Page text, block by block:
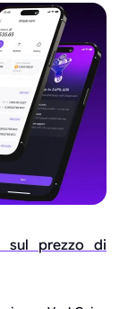
sul prezzo di